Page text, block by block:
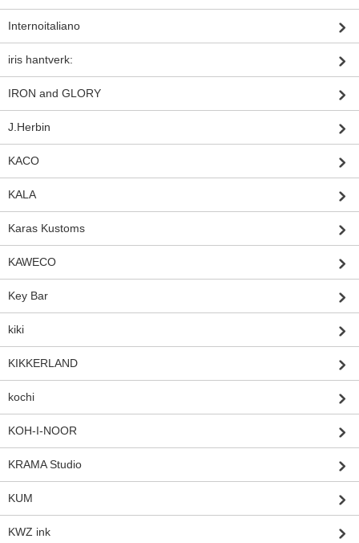
Internoitaliano
iris hantverk:
IRON and GLORY
J.Herbin
KACO
KALA
Karas Kustoms
KAWECO
Key Bar
kiki
KIKKERLAND
kochi
KOH-I-NOOR
KRAMA Studio
KUM
KWZ ink